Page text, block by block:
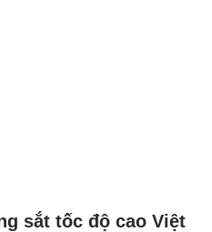
sắt tốc độ cao Việt